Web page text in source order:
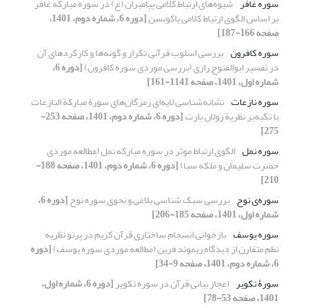
بر اساس الگوی ارتباط کلامی یاکوبسن [دوره 6، شماره دوم، 1401،
صفحه 166-187]
سوره کافرون بررسی اسلوب قرآنی تکرار و گونه‌ها و کارکردهای آن
در تفسیر ابوالفتوح رازی (بررسی موردی سوره کافرون) [دوره 6،
شماره اول، 1401، صفحه 1141-161]
سوره نازعات نشانه‌شناسی لایه‌ای رمزگان‌های سورة مبارکة النازعات
با تکیه‌بر نظریة رولان بارت [دوره 6، شماره دوم، 1401، صفحه 253-
275]
سوره نمل الگوی ارتباط موثر در سوره مبارکه نمل (مطالعه موردی
حضرت سلیمان و ملکه سبا) [دوره 6، شماره دوم، 1401، صفحه 188-
210]
سوره‌‌ی نوح بررسی سبک شناسی بلاغی و نحوی سوره نوح [دوره 6،
شماره اول، 1401، صفحه 185-206]
سوره یوسف بازخوانی انسجام ساختاری قرآن کریم در پرتو نظریه
نظم متقارن از دیدگاه ریموند فرین (مطالعه موردی سوره یوسف)[دوره
6، شماره دوم، 1401، صفحه 9-34]
سورۀ تکویر اعجاز بیانی قرآن در سوره تکویر [دوره 6، شماره اول،
1401، صفحه 53-78]